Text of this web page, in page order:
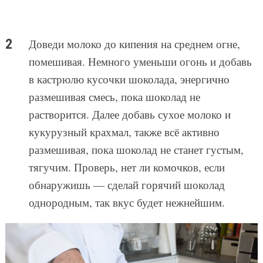
Доведи молоко до кипения на среднем огне,
помешивая. Немного уменьши огонь и добавь
в кастрюлю кусочки шоколада, энергично
размешивая смесь, пока шоколад не
растворится. Далее добавь сухое молоко и
кукурузный крахмал, также всё активно
размешивая, пока шоколад не станет густым,
тягучим. Проверь, нет ли комочков, если
обнаружишь — сделай горячий шоколад
однородным, так вкус будет нежнейшим.